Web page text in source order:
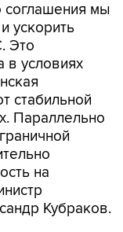
соглашения мы
ускорить
Это
в условиях
стабильной
Параллельно
на
Кубраков.